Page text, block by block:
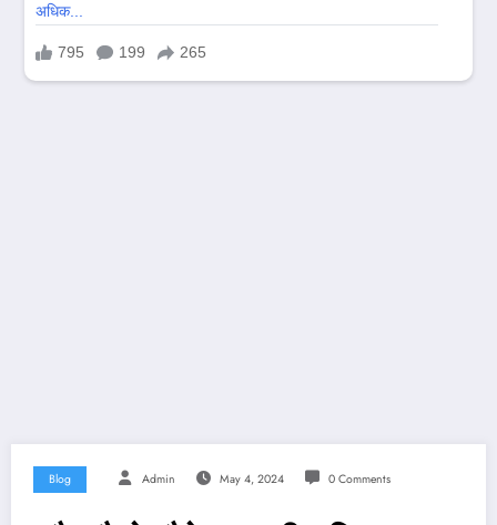
Blog Admin May 4, 2024 0 Comments